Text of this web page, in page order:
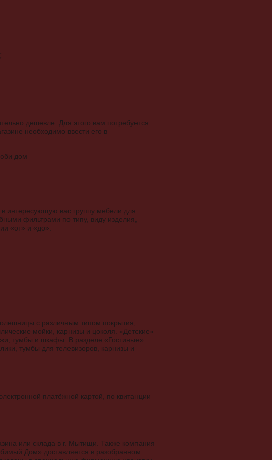
дешевле. Для этого вам потребуется
необходимо ввести его в
интересующую вас группу мебели для
фильтрами по типу, виду изделия,
«от» и «до».
с различным типом покрытия,
мойки, карнизы и цоколя. «Детские»
тумбы и шкафы. В разделе «Гостиные»
тумбы для телевизоров, карнизы и
платёжной картой, по квитанции
или склада в г. Мытищи. Также компания
Дом» доставляется в разобранном